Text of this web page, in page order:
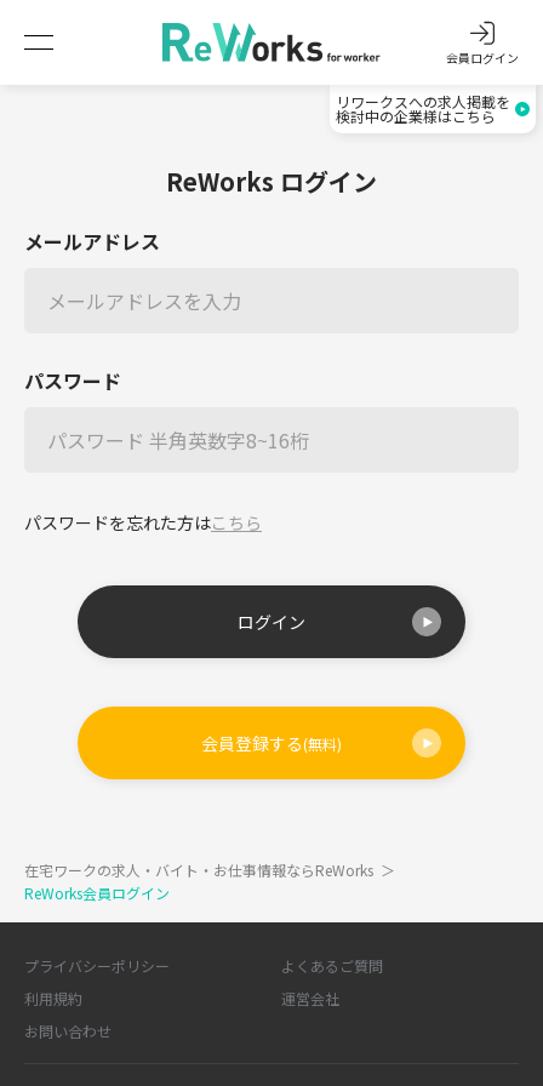
会員ログイン
リワークスへの求人掲載を
検討中の企業様はこちら
ReWorks ログイン
メールアドレス
パスワード
パスワードを忘れた方はこちら
ログイン
会員登録する(無料)
在宅ワークの求人・バイト・お仕事情報ならReWorks ＞
ReWorks会員ログイン
プライバシーポリシー
よくあるご質問
利用規約
運営会社
お問い合わせ